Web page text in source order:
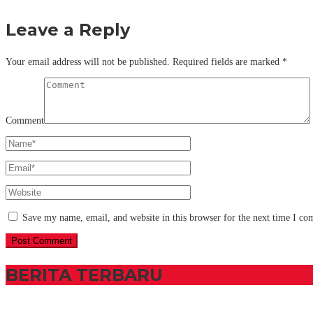
Leave a Reply
Your email address will not be published. Required fields are marked *
Comment
Save my name, email, and website in this browser for the next time I
BERITA TERBARU